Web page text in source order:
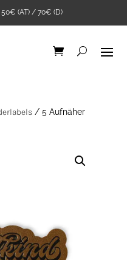
(AT) / 70€ (D)
/ 5 Aufnäher